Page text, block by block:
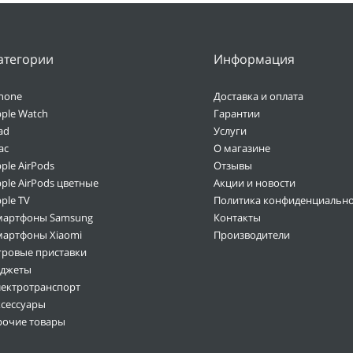
Watch
AirPods
AirPods цветные
TV
Samsung
Xiaomi
приставки
товары
Информация
Доставка и оплата
Гарантии
Услуги
О магазине
Отзывы
Акции и новости
Политика
Контакты
Производители